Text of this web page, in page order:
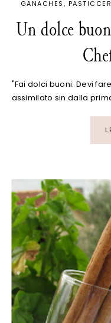
GANACHES
Un dolce
"Fai dolci buoni. Devi
assimilato sin dalla